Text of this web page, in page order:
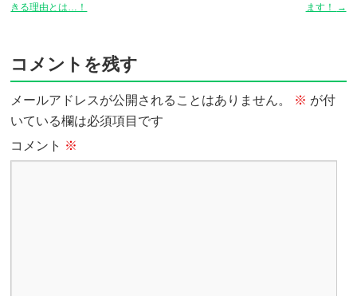
きる理由とは…！
ます！
→
コメントを残す
メールアドレスが公開されることはありません。 ※ が付
いている欄は必須項目です
コメント ※